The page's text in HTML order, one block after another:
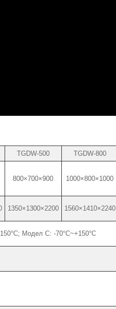
TGDW-500 TGDW-800
800×700×900 1000×800×1000
1350×1300×2200 1560×1410×2240
Модел C: -70°C~+150°C